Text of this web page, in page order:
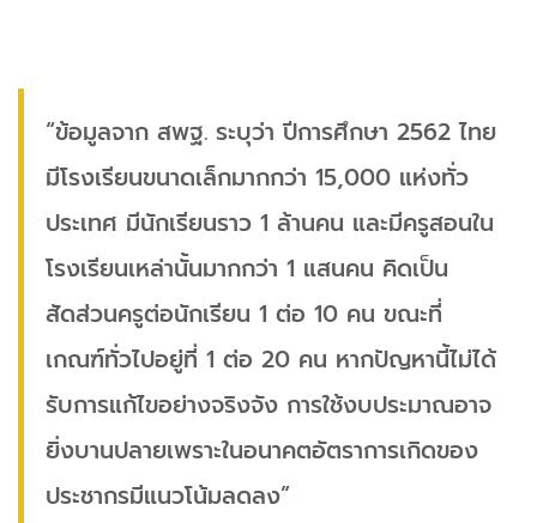
“ข้อมูลจาก สพฐ. ระบุว่า ปีการศึกษา 2562 ไทย
มีโรงเรียนขนาดเล็กมากกว่า 15,000 แห่งทั่ว
ประเทศ มีนักเรียนราว 1 ล้านคน และมีครูสอนใน
โรงเรียนเหล่านั้นมากกว่า 1 แสนคน คิดเป็น
สัดส่วนครูต่อนักเรียน 1 ต่อ 10 คน ขณะที่
เกณฑ์ทั่วไปอยู่ที่ 1 ต่อ 20 คน หากปัญหานี้ไม่ได้
รับการแก้ไขอย่างจริงจัง การใช้งบประมาณอาจ
ยิ่งบานปลายเพราะในอนาคตอัตราการเกิดของ
ประชากรมีแนวโน้มลดลง”